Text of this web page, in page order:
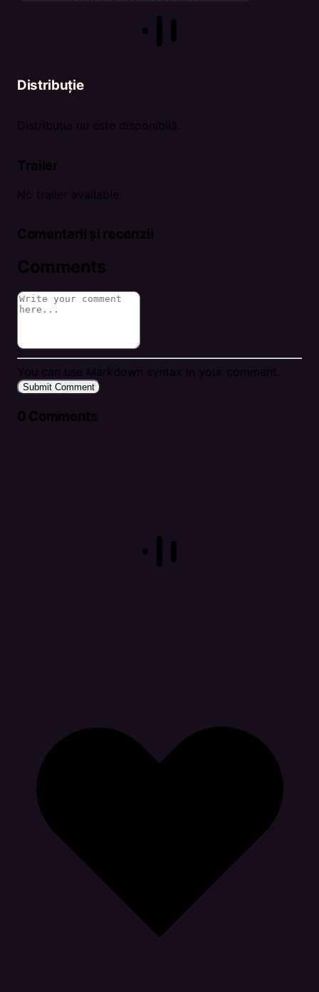
Distribuție
Distribuția nu este disponibilă.
Trailer
No trailer available.
Comentarii și recenzii
Comments
You can use Markdown syntax in your comment.
Submit Comment
0 Comments